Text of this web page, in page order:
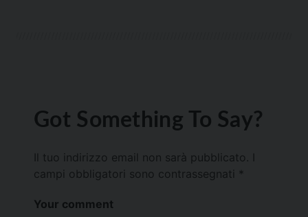
Got Something To Say?
Il tuo indirizzo email non sarà pubblicato.
campi obbligatori sono contrassegnati *
Your comment